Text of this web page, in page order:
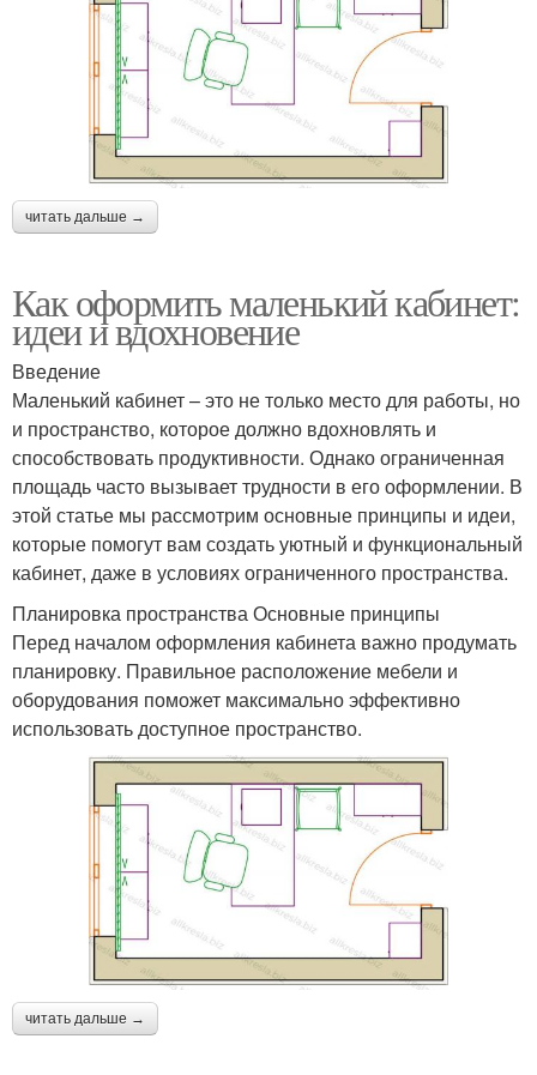
читать дальше →
Как оформить маленький кабинет:
идеи и вдохновение
Введение
Маленький кабинет – это не только место для работы, но
и пространство, которое должно вдохновлять и
способствовать продуктивности. Однако ограниченная
площадь часто вызывает трудности в его оформлении. В
этой статье мы рассмотрим основные принципы и идеи,
которые помогут вам создать уютный и функциональный
кабинет, даже в условиях ограниченного пространства.
Планировка пространства Основные принципы
Перед началом оформления кабинета важно продумать
планировку. Правильное расположение мебели и
оборудования поможет максимально эффективно
использовать доступное пространство.
читать дальше →